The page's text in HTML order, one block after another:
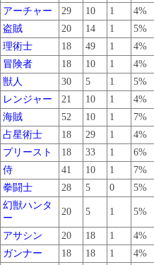
アーチャー
29 10 1 4%
盗賊
20 14 1 5%
理術士
18 49 1 4%
冒険者
18 10 1 4%
獣人
30 5 1 5%
レンジャー
21 10 1 4%
海賊
52 10 1 7%
占星術士
18 29 1 4%
プリースト
18 33 1 6%
侍
41 10 1 7%
拳闘士
28 5 0 5%
幻獣ハンタ
ー
20 5 1 5%
アサシン 20 18 1 4%
ガンナー
18 18 1 4%